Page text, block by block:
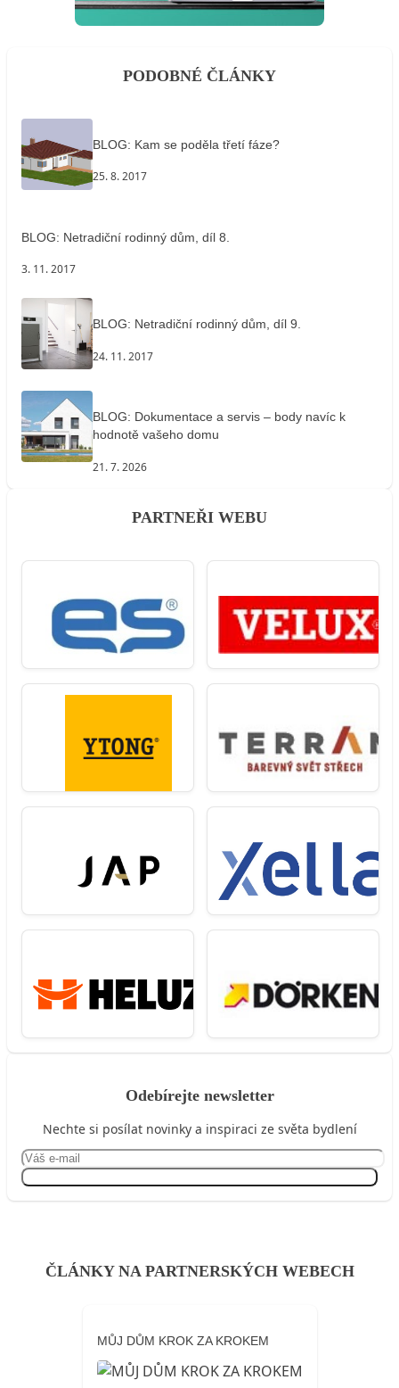
PODOBNÉ ČLÁNKY
BLOG: Kam se poděla třetí fáze?
25. 8. 2017
BLOG: Netradiční rodinný dům, díl 8.
3. 11. 2017
BLOG: Netradiční rodinný dům, díl 9.
24. 11. 2017
BLOG: Dokumentace a servis – body navíc k
hodnotě vašeho domu
21. 7. 2026
PARTNEŘI WEBU
Odebírejte newsletter
Nechte si posílat novinky a inspiraci ze světa bydlení
ČLÁNKY NA PARTNERSKÝCH WEBECH
MŮJ DŮM KROK ZA KROKEM